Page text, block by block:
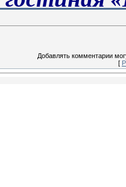
Добавлять комментарии
[